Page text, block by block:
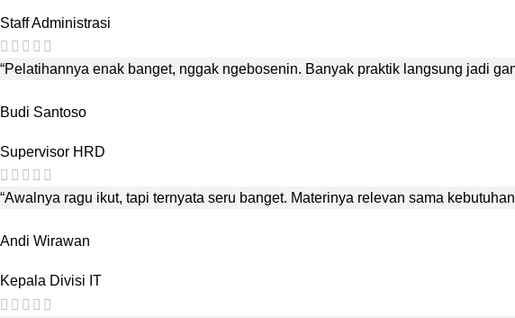
Staff Administrasi
“Pelatihannya enak banget, nggak ngebosenin. Banyak praktik langsung jadi
Budi Santoso
Supervisor HRD
“Awalnya ragu ikut, tapi ternyata seru banget. Materinya relevan sama
Andi Wirawan
Kepala Divisi IT